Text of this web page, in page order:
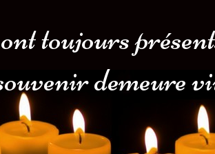
toujours
demeure